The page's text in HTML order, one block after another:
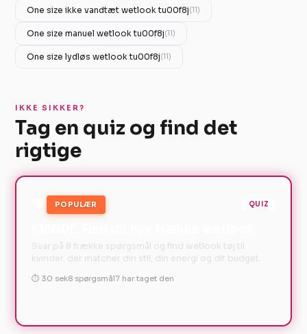
One size ikke vandtæt wetlook tu00f8j(11)
One size manuel wetlook tu00f8j(11)
One size lydløs wetlook tu00f8j(11)
IKKE SIKKER?
Tag en quiz og find det
rigtige
POPULÆR QUIZ
Svar på 8 frække spørgsmål og find wetlook tøj til
kvinder, der matcher din stil, din energi og dit budget.
⏱ 30 sek8 spørgsmål7 har taget den